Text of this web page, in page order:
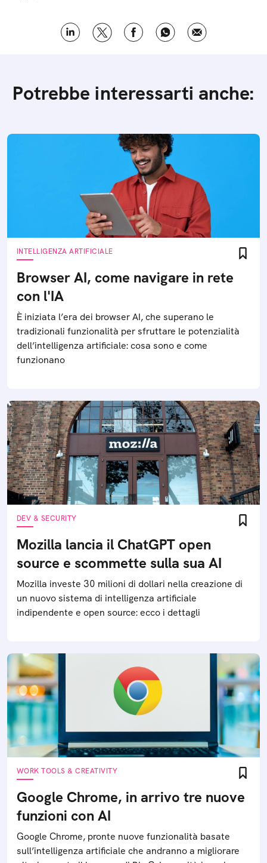
Potrebbe interessarti anche:
INTELLIGENZA ARTIFICIALE
Browser AI, come navigare in rete
con l'IA
È iniziata l’era dei browser AI, che superano le
tradizionali funzionalità per sfruttare le potenzialità
dell’intelligenza artificiale: cosa sono e come
funzionano
DEV & SECURITY
Mozilla lancia il ChatGPT open
source e scommette sulla sua AI
Mozilla investe 30 milioni di dollari nella creazione di
un nuovo sistema di intelligenza artificiale
indipendente e open source: ecco i dettagli
WORK TOOLS & CREATIVITY
Google Chrome, in arrivo tre nuove
funzioni con AI
Google Chrome, pronte nuove funzionalità basate
sull’intelligenza artificiale che andranno a migliorare